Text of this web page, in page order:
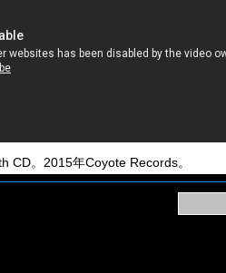
CD。2015年Coyote Records。